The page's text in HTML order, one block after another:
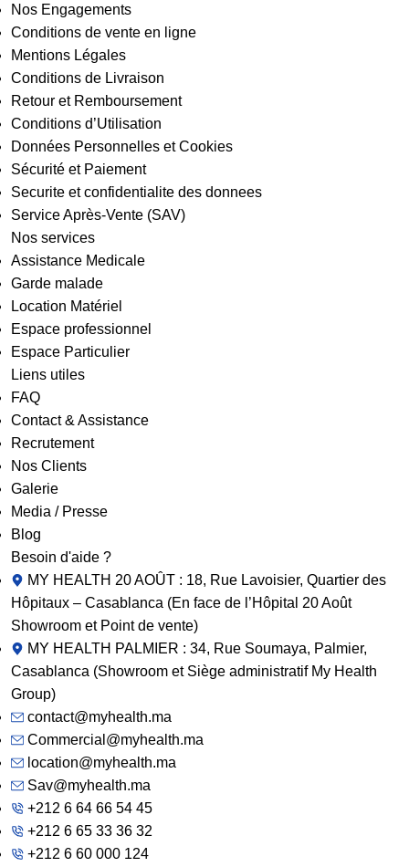
Nos Engagements
Conditions de vente en ligne
Mentions Légales
Conditions de Livraison
Retour et Remboursement
Conditions d’Utilisation
Données Personnelles et Cookies
Sécurité et Paiement
Securite et confidentialite des donnees
Service Après-Vente (SAV)
Nos services
Assistance Medicale
Garde malade
Location Matériel
Espace professionnel
Espace Particulier
Liens utiles
FAQ
Contact & Assistance
Recrutement
Nos Clients
Galerie
Media / Presse
Blog
Besoin d'aide ?
MY HEALTH 20 AOÛT : 18, Rue Lavoisier, Quartier des
Hôpitaux – Casablanca (En face de l’Hôpital 20 Août
Showroom et Point de vente)
MY HEALTH PALMIER : 34, Rue Soumaya, Palmier,
Casablanca (Showroom et Siège administratif My Health
Group)
contact@myhealth.ma
Commercial@myhealth.ma
location@myhealth.ma
Sav@myhealth.ma
+212 6 64 66 54 45
+212 6 65 33 36 32
+212 6 60 000 124